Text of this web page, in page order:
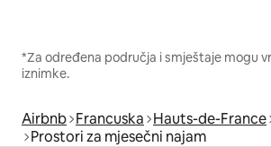
*Za određena područja i smještaje mogu
iznimke.
Airbnb Francuska Hauts-de-France
Prostori za mjesečni najam